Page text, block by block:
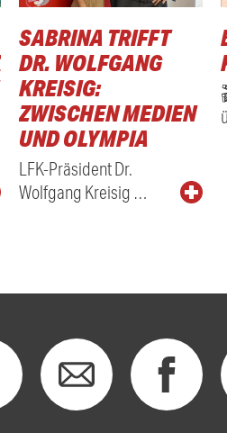
SABRINA TRIFFT
DR. WOLFGANG
KREISIG:
ZWISCHEN MEDIEN
UND OLYMPIA
LFK-Präsident Dr.
Wolfgang Kreisig …